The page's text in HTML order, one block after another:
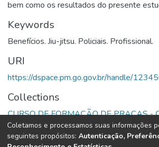
bem como os resultados do presente
Keywords
Benefícios. Jiu-jitsu. Policiais. Profissional.
URI
https://dspace.pm.go.gov.br/handle/
Collections
CURSO DE FORMAÇÃO DE PRAÇAS -
Full item page
Coletamos e processamos suas informações
seguintes propósitos: Autenticação,